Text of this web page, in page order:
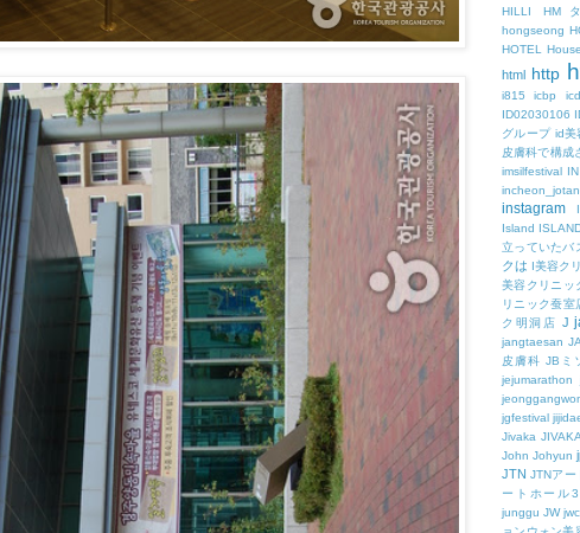
HILLI
HM
hongseong
HOTEL
House
html http
i815
icbp
ID02030106
グループ id美
皮膚科で構成
imsilfestival IN
instagram
Island
立っていたバ
クは I美容ク
美容クリニッ
リニック蚕室
ク明洞店 J
jangtaesan
皮膚科 JBミ
jejumarathon
jgfestival
Jivaka JIVAKA
John Johyun
JTN JTNアー
ートホール
junggu JW